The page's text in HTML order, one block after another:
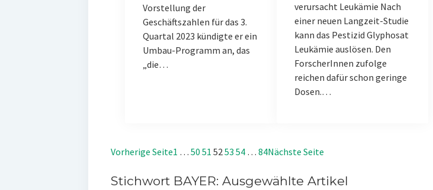
Vorstellung der
Geschäftszahlen für das 3.
Quartal 2023 kündigte er ein
Umbau-Programm an, das
„die…
verursacht Leukämie Nach
einer neuen Langzeit-Studie
kann das Pestizid Glyphosat
Leukämie auslösen. Den
ForscherInnen zufolge
reichen dafür schon geringe
Dosen.…
Vorherige Seite1 … 50 51 5253 54 … 84Nächste Seite
Stichwort BAYER: Ausgewählte Artikel